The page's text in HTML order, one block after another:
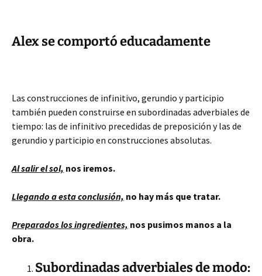
Alex se comportó educadamente
Las construcciones de infinitivo, gerundio y participio
también pueden construirse en subordinadas adverbiales de
tiempo: las de infinitivo precedidas de preposición y las de
gerundio y participio en construcciones absolutas.
Al salir el sol, nos iremos.
Llegando a esta conclusión, no hay más que tratar.
Preparados los ingredientes, nos pusimos manos a la
obra.
Subordinadas adverbiales de modo: